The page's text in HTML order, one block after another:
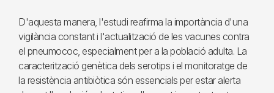
D'aquesta manera, l'estudi reafirma la importància d'una
vigilància constant i l'actualització de les vacunes contra
el pneumococ, especialment per a la població adulta. La
caracterització genètica dels serotips i el monitoratge de
la resistència antibiòtica són essencials per estar alerta